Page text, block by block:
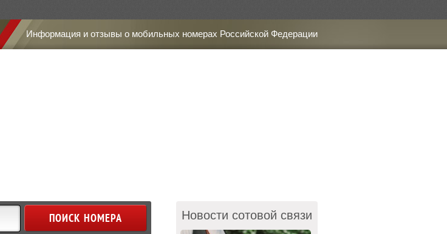
Информация и отзывы о мобильных номерах Российской Федерации
Новости сотовой связи